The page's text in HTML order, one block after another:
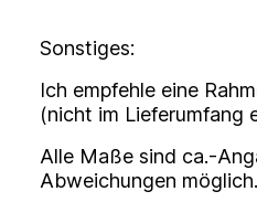
Sonstiges:
Ich empfehle eine
(nicht im Lieferumfang
Alle Maße sind ca.-
Abweichungen möglich.